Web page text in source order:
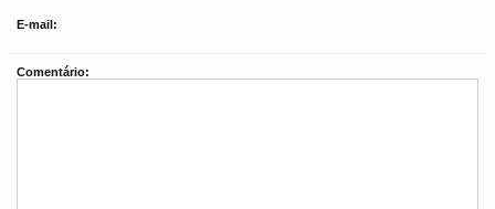
E-mail:
Comentário: